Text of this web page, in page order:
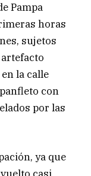
Pampa
horas
sujetos
la calle
con
por las
ya que